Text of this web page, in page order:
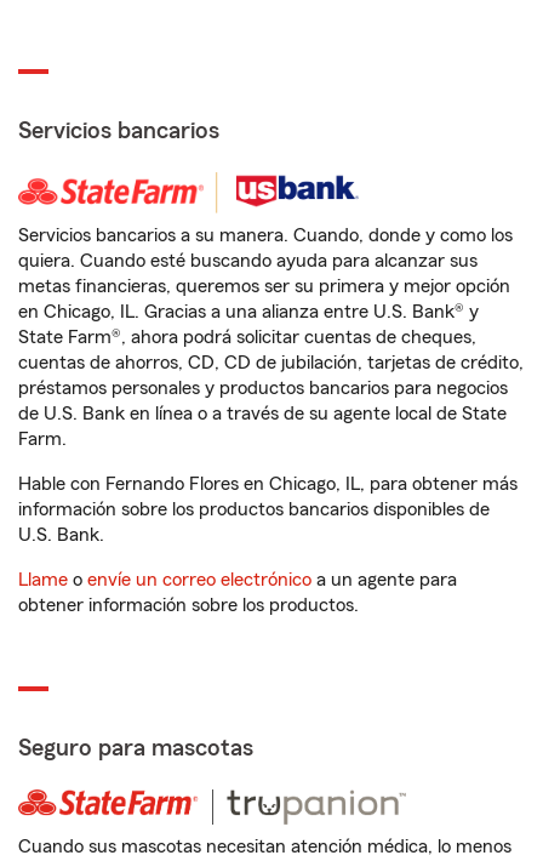
Servicios bancarios
Servicios bancarios a su manera. Cuando, donde y como los
quiera. Cuando esté buscando ayuda para alcanzar sus
metas financieras, queremos ser su primera y mejor opción
en Chicago, IL. Gracias a una alianza entre U.S. Bank® y
State Farm®, ahora podrá solicitar cuentas de cheques,
cuentas de ahorros, CD, CD de jubilación, tarjetas de crédito,
préstamos personales y productos bancarios para negocios
de U.S. Bank en línea o a través de su agente local de State
Farm.
Hable con Fernando Flores en Chicago, IL, para obtener más
información sobre los productos bancarios disponibles de
U.S. Bank.
Llame o envíe un correo electrónico a un agente para
obtener información sobre los productos.
Seguro para mascotas
Cuando sus mascotas necesitan atención médica, lo menos